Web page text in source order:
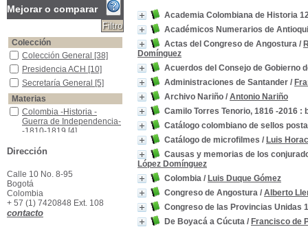
Academia Colombiana de Historia
Académicos Numerarios de
Actas del Congreso de Angostura /
Domínguez
Acuerdos del Consejo de Gobierno
Administraciones de Santander /
Archivo Nariño / Antonio Nariño
Camilo Torres Tenorio, 1816 -2016
Catálogo colombiano de sellos
Catálogo de microfilmes / Luis
Causas y memorias de los
López Domínguez
Colombia / Luis Duque Gómez
Congreso de Angostura / Alberto
Congreso de las Provincias Unidas
De Boyacá a Cúcuta / Francisco de
Mejorar o comparar
Colección
Colección General
Colección General [38]
Presidencia ACH
Presidencia ACH [10]
Secretaría General
Secretaría General [5]
Materias
Colombia -Historia -Guerra de Independencia--1810-1819
Colombia -Historia -
Guerra de Independencia-
-1810-1819 [4]
1837[2]
Colombia -Política y gobierno -1820-1837
gobierno -1820-1837
Colombia -Relaciones exteriores -1819-1831
Colombia -Relaciones
exteriores -1819-1831
Colombia--Historia
Colombia--Historia
Dirección
Calle 10 No. 8-95
Bogotá
Colombia
+ 57 (1) 7420848 Ext. 108
contacto